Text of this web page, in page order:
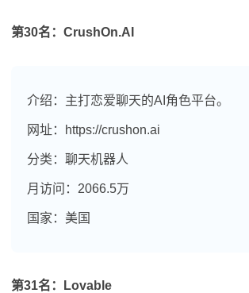
第30名：CrushOn.AI
介绍：主打恋爱聊天的AI角色平台。
网址：https://crushon.ai
分类：聊天机器人
月访问：2066.5万
国家：美国
第31名：Lovable